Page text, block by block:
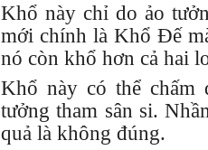
Khổ này chỉ do ảo
mới chính là Khổ Đế
nó còn khổ hơn cả hai
Khổ này có thể chấm
tưởng tham sân si.
quả là không đúng.